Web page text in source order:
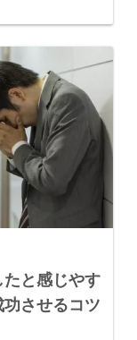
と感じやす
させるコツ